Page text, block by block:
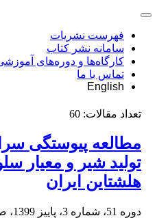
فهرست نشریات
سامانه نشر کتاب
کارگاه‌ها و دوره‌های
تماس با ما
English
تعداد مقالات: 60
مطالعه پیوستگی
تولید شیر و معیار
هلشتاین ایران
دوره 51، شماره 3، پاییز 1399، صفحه